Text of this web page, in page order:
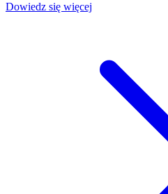
Dowiedz się więcej